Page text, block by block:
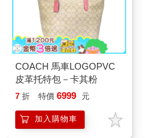
COACH 馬車LOGOPVC
皮革托特包－卡其粉
7 折 特價 6999 元
加入購物車